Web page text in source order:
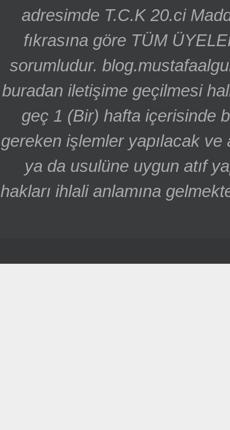
adresimde T.C.K 20.ci
fıkrasına göre TÜM
sorumludur.
buradan iletişime geçilmesi
geç 1 (Bir) hafta içerisinde
gereken işlemler yapılacak ve
ya da usulüne uygun atıf
hakları ihlali anlamına